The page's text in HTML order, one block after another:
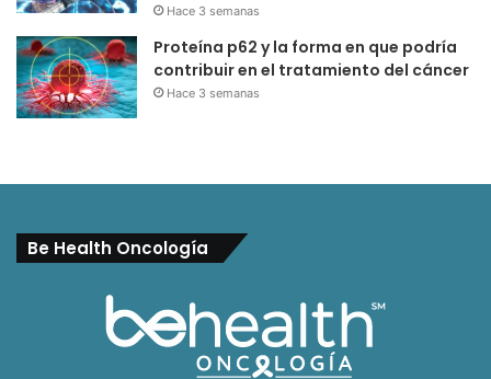
Hace 3 semanas
Proteína p62 y la forma en que podría
contribuir en el tratamiento del cáncer
Hace 3 semanas
Be Health Oncología